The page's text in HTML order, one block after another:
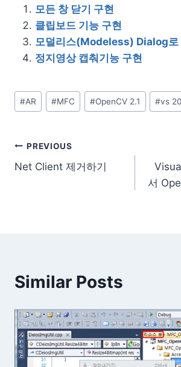
모든 창 닫기 구현
클립보드 기능 구현
모덜리스(Modeless) Dialog로
정지영상 캡춰기능 구현
Post
Tags:
#AR #MFC #OpenCV 2.1 #vs
글
탐
PREVIOUS
Net Client 제거하기
서
Similar Posts